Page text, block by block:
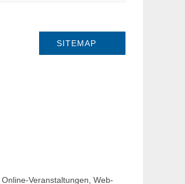
SITEMAP
Veranstaltungen, Web-